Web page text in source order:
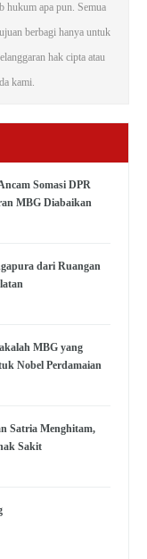
hukum apa pun. Semua
berbagi hanya untuk
hak cipta atau
kami.
Somasi DPR
MBG Diabaikan
dari Ruangan
MBG yang
Nobel Perdamaian
Satria Menghitam,
Sakit